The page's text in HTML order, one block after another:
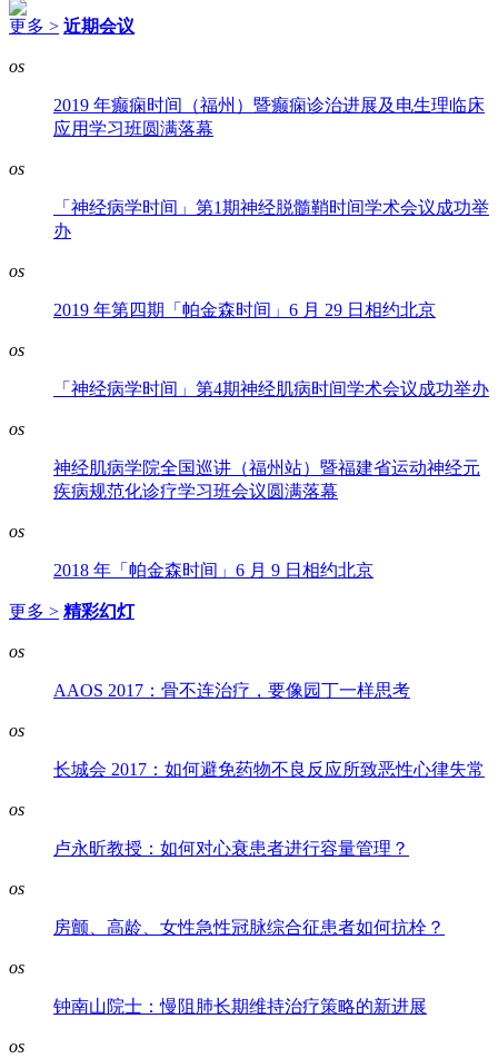
更多 > 近期会议
os
2019 年癫痫时间（福州）暨癫痫诊治进展及电生理临床
应用学习班圆满落幕
os
「神经病学时间」第1期神经脱髓鞘时间学术会议成功举
办
os
2019 年第四期「帕金森时间」6 月 29 日相约北京
os
「神经病学时间」第4期神经肌病时间学术会议成功举办
os
神经肌病学院全国巡讲（福州站）暨福建省运动神经元
疾病规范化诊疗学习班会议圆满落幕
os
2018 年「帕金森时间」6 月 9 日相约北京
更多 > 精彩幻灯
os
AAOS 2017：骨不连治疗，要像园丁一样思考
os
长城会 2017：如何避免药物不良反应所致恶性心律失常
os
卢永昕教授：如何对心衰患者进行容量管理？
os
房颤、高龄、女性急性冠脉综合征患者如何抗栓？
os
钟南山院士：慢阻肺长期维持治疗策略的新进展
os